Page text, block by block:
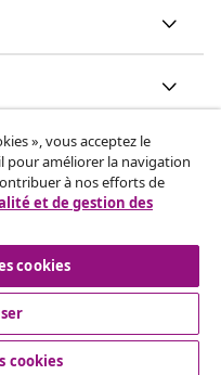
», vous acceptez le
pour améliorer la navigation
à nos efforts de
et de gestion des
cookies
cookies